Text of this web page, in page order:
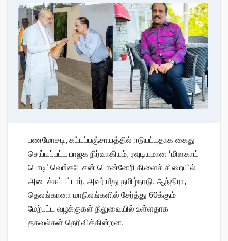
பணமோசடி, கட்டப்பஞ்சாயத்தில் ஈடுபட்டதாக கைது
செய்யப்பட்ட பாஜக நிர்வாகியும், ரவுடியுமான ‘மிளகாய்
பொடி’ வெங்கடேசன் பொன்னேரி கிளைச் சிறையில்
அடைக்கப்பட்டார். அவர் மீது தமிழ்நாடு, ஆந்திரா,
தெலங்கானா மாநிலங்களில் சேர்த்து 60க்கும்
மேற்பட்ட வழக்குகள் நிலுவையில் உள்ளதாக
தகவல்கள் தெரிவிக்கின்றன.